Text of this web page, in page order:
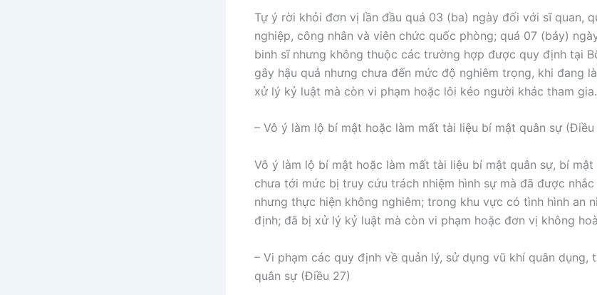
Tự ý rời khỏi đơn vị lần đầu quá 03 (ba) ngày đối với sĩ quan,
nghiệp, công nhân và viên chức quốc phòng; quá 07 (bảy)
binh sĩ nhưng không thuộc các trường hợp được quy định tại
gây hậu quả nhưng chưa đến mức độ nghiêm trọng, khi đang
xử lý kỷ luật mà còn vi phạm hoặc lôi kéo người khác tham gia.
– Vô ý làm lộ bí mật hoặc làm mất tài liệu bí mật quân sự (Điều
Vô ý làm lộ bí mật hoặc làm mất tài liệu bí mật quân sự, bí mật
chưa tới mức bị truy cứu trách nhiệm hình sự mà đã được nhắc
nhưng thực hiện không nghiêm; trong khu vực có tình hình an
định; đã bị xử lý kỷ luật mà còn vi phạm hoặc đơn vị không
– Vi phạm các quy định về quản lý, sử dụng vũ khí quân dụng,
quân sự (Điều 27)